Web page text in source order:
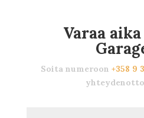
Varaa
Soita numeroon +358 9